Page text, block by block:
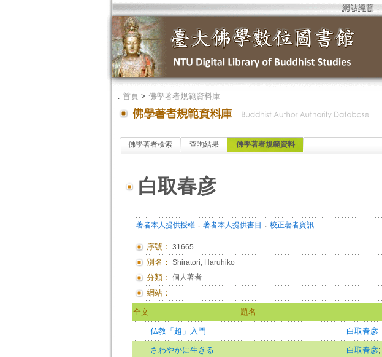
網站導覽 ．
． 首頁> 佛學著者規範資料庫
佛學著者檢索 查詢結果 佛學著者規範資料
白取春彦
著者本人提供授權． 著者本人提供書目 ． 校正著者資訊
序號： 31665
別名： Shiratori, Haruhiko
分類： 個人著者
網站：
全文 題名
仏教「超」入門 白取春彦
さわやかに生きる 白取春彦;